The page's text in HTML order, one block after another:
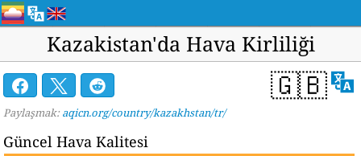
Kazakistan'da Hava Kirliliği
🇬🇧
Paylaşmak: aqicn.org/country/kazakhstan/tr/
Güncel Hava Kalitesi